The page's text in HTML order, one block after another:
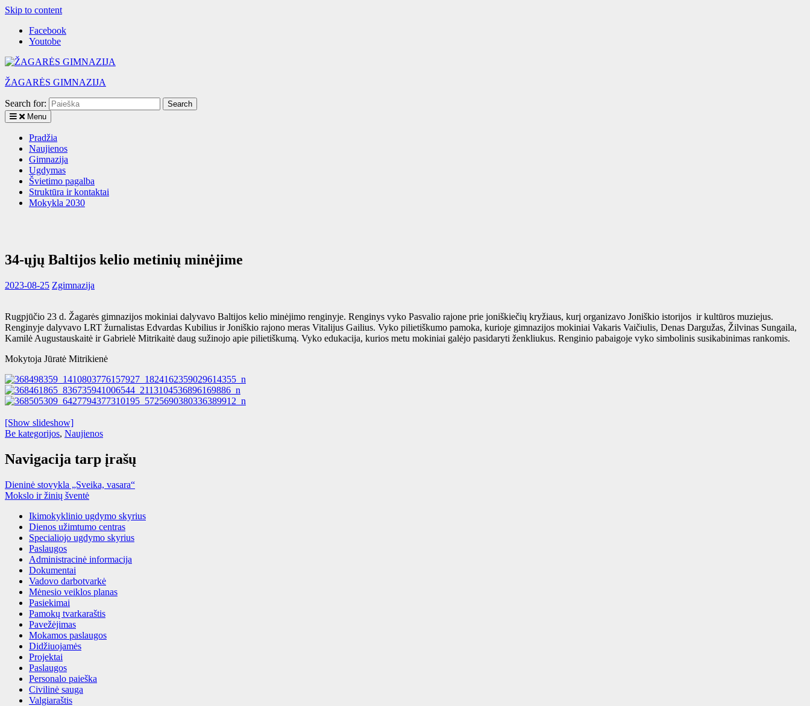
Skip to content
Facebook
Youtobe
ŽAGARĖS GIMNAZIJA
Search for:
Menu
Pradžia
Naujienos
Gimnazija
Ugdymas
Švietimo pagalba
Struktūra ir kontaktai
Mokykla 2030
34-ųjų Baltijos kelio metinių minėjime
2023-08-25 Zgimnazija
Rugpjūčio 23 d. Žagarės gimnazijos mokiniai dalyvavo Baltijos kelio minėjimo renginyje. Renginys vyko Pasvalio rajone prie joniškiečių kryžiaus, kurį organizavo Joniškio istorijos ir kultūros muziejus.
Renginyje dalyvavo LRT žurnalistas Edvardas Kubilius ir Joniškio rajono meras Vitalijus Gailius. Vyko pilietiškumo pamoka, kurioje gimnazijos mokiniai Vakaris Vaičiulis, Denas Dargužas, Žilvinas Sungaila,
Kamilė Augustauskaitė ir Gabrielė Mitrikaitė daug sužinojo apie pilietiškumą. Vyko edukacija, kurios metu mokiniai galėjo pasidaryti ženkliukus. Renginio pabaigoje vyko simbolinis susikabinimas rankomis.
Mokytoja Jūratė Mitrikienė
[Show slideshow]
Be kategorijos, Naujienos
Navigacija tarp įrašų
Dieninė stovykla „Sveika, vasara“
Mokslo ir žinių šventė
Ikimokyklinio ugdymo skyrius
Dienos užimtumo centras
Specialiojo ugdymo skyrius
Paslaugos
Administracinė informacija
Dokumentai
Vadovo darbotvarkė
Mėnesio veiklos planas
Pasiekimai
Pamokų tvarkaraštis
Pavežėjimas
Mokamos paslaugos
Didžiuojamės
Projektai
Paslaugos
Personalo paieška
Civilinė sauga
Valgiaraštis